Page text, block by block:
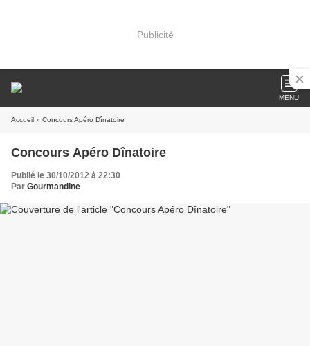
Publicité
MENU
Accueil » Concours Apéro Dînatoire
Concours Apéro Dînatoire
Publié le 30/10/2012 à 22:30
Par Gourmandine